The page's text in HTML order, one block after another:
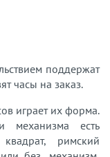
поддержат
часы на заказ.
играет их форма.
механизма есть
римский